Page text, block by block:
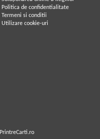
Politica de confidentialitate
Termeni si conditii
Utilizare cookie-uri
PrintreCarti.ro